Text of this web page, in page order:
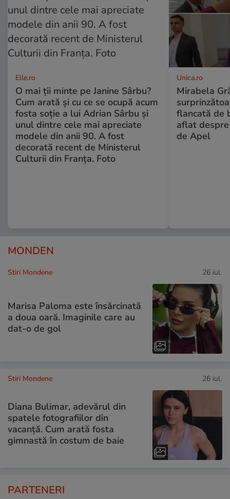
Elle.ro
O mai ții minte pe Janine Sârbu?
Cum arată și cu ce se ocupă acum
fosta soție a lui Adrian Sârbu și
unul dintre cele mai apreciate
modele din anii 90. A fost
decorată recent de Ministerul
Culturii din Franța. Foto
Unica.ro
Mirabela
flancată de
aflat
de Apel
MONDEN
Stiri Mondene 26 iul.
Marisa Paloma este însărcinată
a doua oară. Imaginile care au
dat-o de gol
Stiri Mondene 26 iul.
Diana Bulimar, adevărul din
spatele fotografiilor din
vacanță. Cum arată fosta
gimnastă în costum de baie
PARTENERI